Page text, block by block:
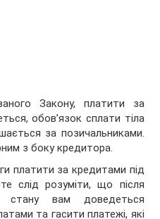
Закону, платити за
обов’язок сплати тіла
за позичальниками.
з боку кредитора.
платити за кредитами під
слід розуміти, що після
стану вам доведеться
та гасити платежі, які